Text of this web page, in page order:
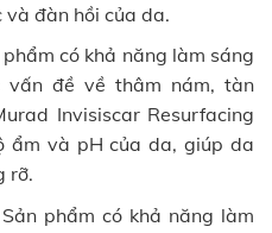
đàn hồi của da.
phẩm có khả năng làm sáng
vấn đề về thâm nám, tàn
Invisiscar Resurfacing
ẩm và pH của da, giúp da
rỡ.
Sản phẩm có khả năng làm